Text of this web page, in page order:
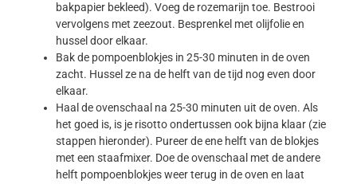
bakpapier bekleed). Voeg de rozemarijn toe. Bestrooi
vervolgens met zeezout. Besprenkel met olijfolie en
hussel door elkaar.
Bak de pompoenblokjes in 25-30 minuten in de oven
zacht. Hussel ze na de helft van de tijd nog even door
elkaar.
Haal de ovenschaal na 25-30 minuten uit de oven. Als
het goed is, is je risotto ondertussen ook bijna klaar (zie
stappen hieronder). Pureer de ene helft van de blokjes
met een staafmixer. Doe de ovenschaal met de andere
helft pompoenblokjes weer terug in de oven en laat